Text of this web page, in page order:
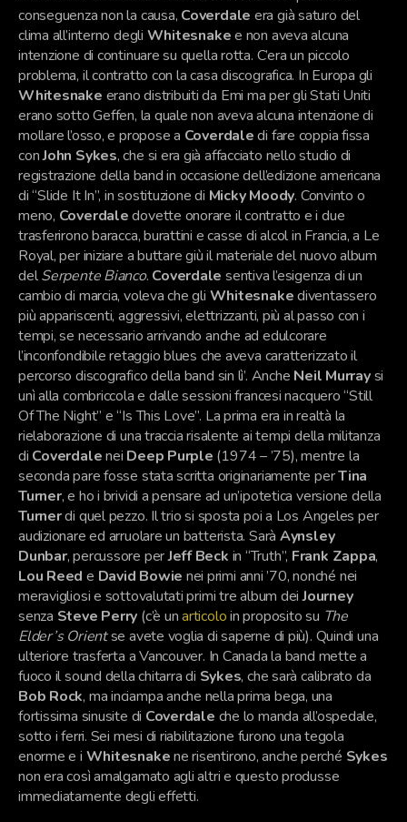
conseguenza non la causa, Coverdale era già saturo del
clima all’interno degli Whitesnakee non aveva alcuna
intenzione di continuare su quella rotta. C’era un piccolo
problema, il contratto con la casa discografica. In Europa gli
Whitesnake erano distribuiti da Emi ma per gli Stati Uniti
erano sotto Geffen, la quale non aveva alcuna intenzione di
mollare l’osso, e propose a Coverdaledi fare coppia fissa
conJohn Sykes, che si era già affacciato nello studio di
registrazione della band in occasione dell’edizione americana
di “Slide It In”, in sostituzione di Micky Moody. Convinto o
meno, Coverdaledovette onorare il contratto e i due
trasferirono baracca, burattini e casse di alcol in Francia, a Le
Royal, per iniziare a buttare giù il materiale del nuovo album
delSerpente Bianco. Coverdale sentiva l’esigenza di un
cambio di marcia, voleva che gli Whitesnakediventassero
più appariscenti, aggressivi, elettrizzanti, più al passo con i
tempi, se necessario arrivando anche ad edulcorare
l’inconfondibile retaggio blues che aveva caratterizzato il
percorso discografico della band sin lì’. Anche Neil Murraysi
unì alla combriccola e dalle sessioni francesi nacquero “Still
Of The Night” e “Is This Love”. La prima era in realtà la
rielaborazione di una traccia risalente ai tempi della militanza
di Coverdalenei Deep Purple (1974 – ’75), mentre la
seconda pare fosse stata scritta originariamente perTina
Turner, e ho i brividi a pensare ad un’ipotetica versione della
Turnerdi quel pezzo. Il trio si sposta poi a Los Angeles per
audizionare ed arruolare un batterista. Sarà Aynsley
Dunbar, percussore perJeff Beck in “Truth”, Frank Zappa,
Lou Reed e David Bowie nei primi anni ’70, nonché nei
meravigliosi e sottovalutati primi tre album deiJourney
senza Steve Perry (c’è unarticoloin proposito su The
Elder’s Orientse avete voglia di saperne di più). Quindi una
ulteriore trasferta a Vancouver. In Canada la band mette a
fuoco il sound della chitarra di Sykes, che sarà calibrato da
Bob Rock, ma inciampa anche nella prima bega, una
fortissima sinusite di Coverdale che lo manda all’ospedale,
sotto i ferri. Sei mesi di riabilitazione furono una tegola
enorme e i Whitesnakene risentirono, anche perché Sykes
non era così amalgamato agli altri e questo produsse
immediatamente degli effetti.